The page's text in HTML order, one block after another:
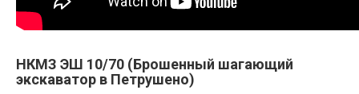
НКМЗ ЭШ 10/70 (Брошенный шагающий
экскаватор в Петрушено)